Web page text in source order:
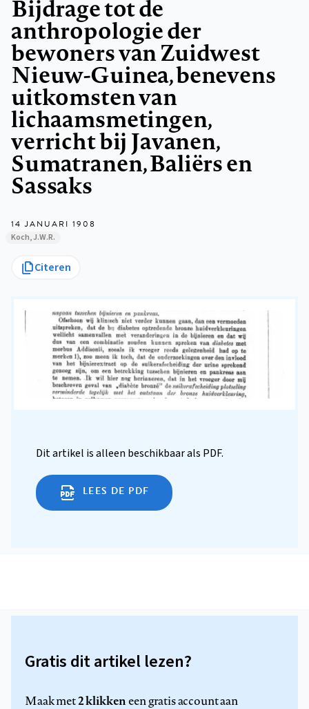
Bijdrage tot de
anthropologie der
bewoners van Zuidwest
Nieuw-Guinea, benevens
uitkomsten van
lichaamsmetingen,
verricht bij Javanen,
Sumatranen, Baliërs en
Sassaks
14 JANUARI 1908
Koch, J.W.R.
Citeren
Dit artikel is alleen beschikbaar als PDF.
LEES DE PDF
Gratis dit artikel lezen?
Maak met2 klikkeneen gratis account aan